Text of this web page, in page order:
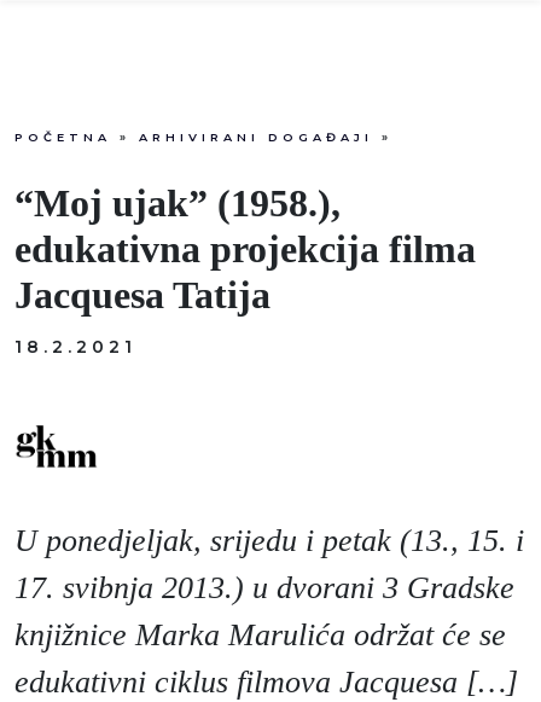
Događaji
Moj GKMM
English
POČETNA » ARHIVIRANI DOGAĐAJI »
“Moj ujak” (1958.),
edukativna projekcija filma
Jacquesa Tatija
18.2.2021
U ponedjeljak, srijedu i petak (13., 15. i
17. svibnja 2013.) u dvorani 3 Gradske
knjižnice Marka Marulića održat će se
edukativni ciklus filmova Jacquesa […]